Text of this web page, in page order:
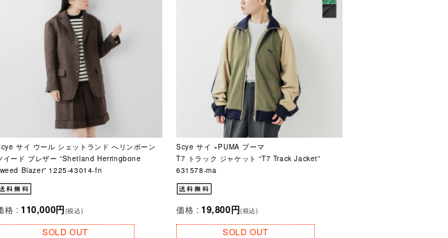
サイ ウール シェットランド へリンボーン
イード ブレザー “Shetland Herringbone
Blazer” 1225-43014-fn
格 : 110,000円(税込)
SOLD OUT
Scye サイ ×PUMA プーマ
T7 トラック ジャケット “T7 Track Jacket”
631578-ma
価格 : 19,800円(税込)
SOLD OUT